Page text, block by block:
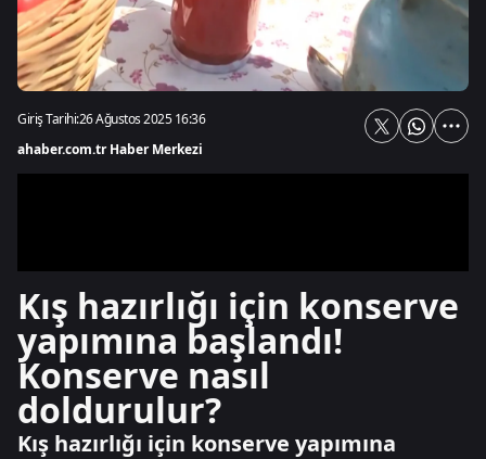
Giriş Tarihi:26 Ağustos 2025 16:36
ahaber.com.tr Haber Merkezi
Kış hazırlığı için konserve
yapımına başlandı!
Konserve nasıl
doldurulur?
Kış hazırlığı için konserve yapımına